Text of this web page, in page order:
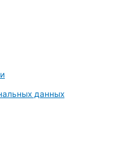
данных